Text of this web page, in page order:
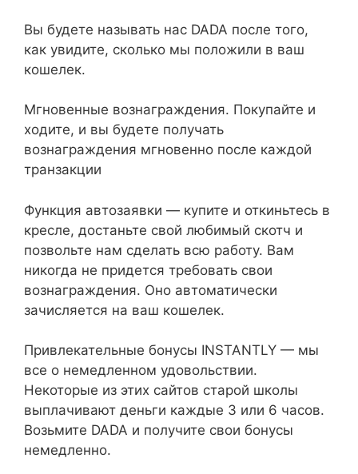
Вы будете называть нас DADA после того,
как увидите, сколько мы положили в ваш
кошелек.
Мгновенные вознаграждения. Покупайте и
ходите, и вы будете получать
вознаграждения мгновенно после каждой
транзакции
Функция автозаявки — купите и откиньтесь в
кресле, достаньте свой любимый скотч и
позвольте нам сделать всю работу. Вам
никогда не придется требовать свои
вознаграждения. Оно автоматически
зачисляется на ваш кошелек.
Привлекательные бонусы INSTANTLY — мы
все о немедленном удовольствии.
Некоторые из этих сайтов старой школы
выплачивают деньги каждые 3 или 6 часов.
Возьмите DADA и получите свои бонусы
немедленно.